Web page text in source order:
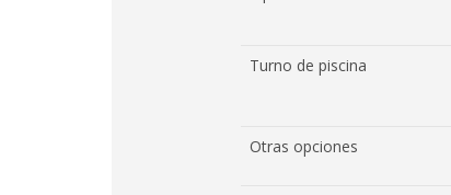
Turno de piscina
Otras opciones